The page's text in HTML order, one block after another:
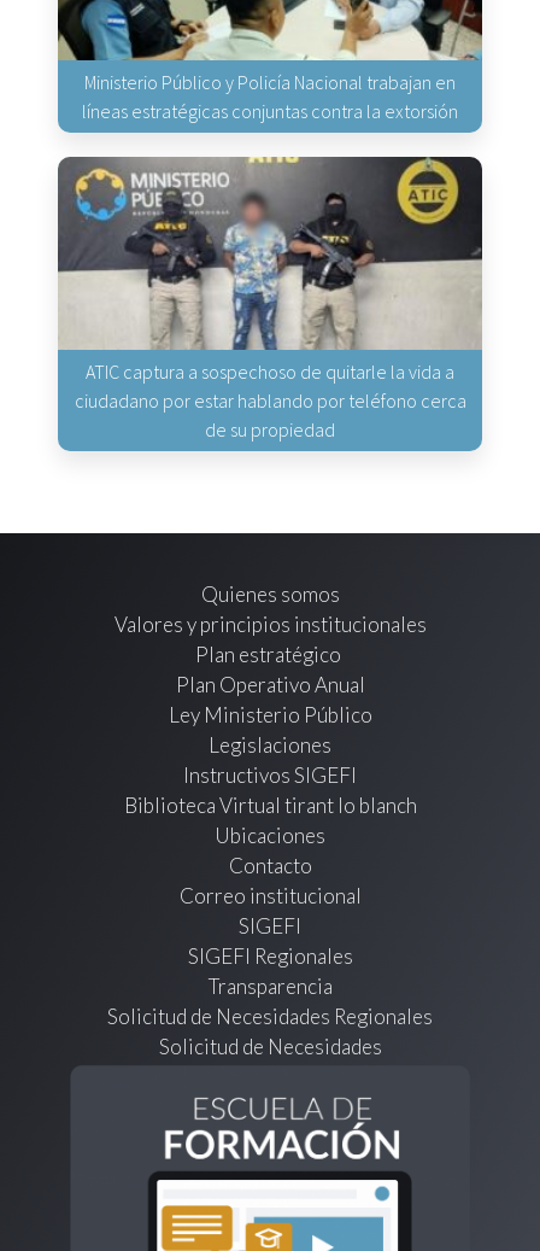
Ministerio Público y Policía Nacional trabajan en
líneas estratégicas conjuntas contra la extorsión
ATIC captura a sospechoso de quitarle la vida a
ciudadano por estar hablando por teléfono cerca
de su propiedad
Quienes somos
Valores y principios institucionales
Plan estratégico
Plan Operativo Anual
Ley Ministerio Público
Legislaciones
Instructivos SIGEFI
Biblioteca Virtual tirant lo blanch
Ubicaciones
Contacto
Correo institucional
SIGEFI
SIGEFI Regionales
Transparencia
Solicitud de Necesidades Regionales
Solicitud de Necesidades